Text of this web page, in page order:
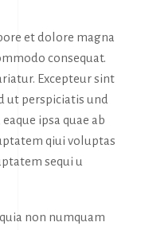
et dolore magna
consequat.
Excepteur sint
ut perspiciatis und
ipsa quae ab
qiui voluptas
sequi u
non numquam